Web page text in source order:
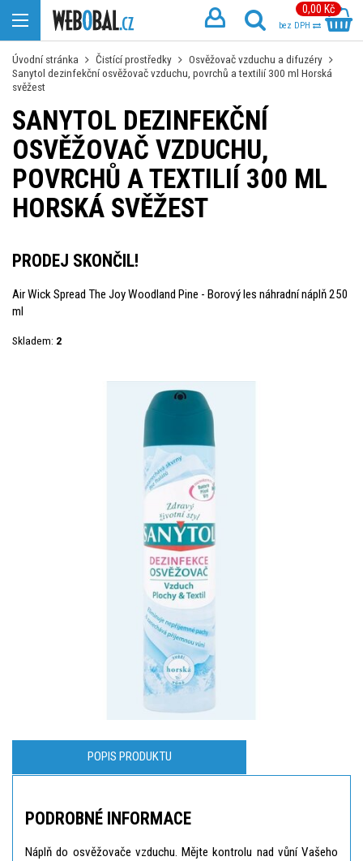
0,00 Kč
bez DPH
Úvodní stránka Čistící prostředky
Osvěžovač vzduchu a difuzéry
Sanytol dezinfekční osvěžovač vzduchu, povrchů a textilií 300 ml Horská
svěžest
SANYTOL DEZINFEKČNÍ
OSVĚŽOVAČ VZDUCHU,
POVRCHŮ A TEXTILIÍ 300 ML
HORSKÁ SVĚŽEST
PRODEJ SKONČIL!
Air Wick Spread The Joy Woodland Pine - Borový les náhradní náplň 250
ml
Skladem: 2
POPIS PRODUKTU
PODROBNÉ INFORMACE
Náplň do osvěžovače vzduchu. Mějte kontrolu nad vůní Vašeho